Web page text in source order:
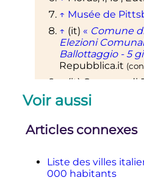
↑ Musée de
↑ (it) « Comune
Elezioni
Ballottaggio - 5
Repubblica.it
↑(it)Comune di
di Brindisi
Voir aussi
Articles connexes
Liste des villes
000 habitants